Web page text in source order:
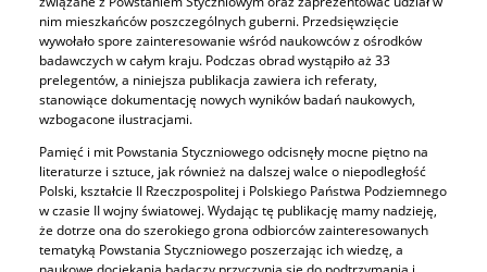
nim mieszkańców poszczególnych guberni. Przedsięwzięcie
wywołało spore zainteresowanie wśród naukowców z ośrodków
badawczych w całym kraju. Podczas obrad wystąpiło aż 33
prelegentów, a niniejsza publikacja zawiera ich referaty,
stanowiące dokumentację nowych wyników badań naukowych,
wzbogacone ilustracjami.
Pamięć i mit Powstania Styczniowego odcisnęły mocne piętno na
literaturze i sztuce, jak również na dalszej walce o niepodległość
Polski, kształcie II Rzeczpospolitej i Polskiego Państwa Podziemnego
w czasie II wojny światowej. Wydając tę publikację mamy nadzieję,
że dotrze ona do szerokiego grona odbiorców zainteresowanych
tematyką Powstania Styczniowego poszerzając ich wiedzę, a